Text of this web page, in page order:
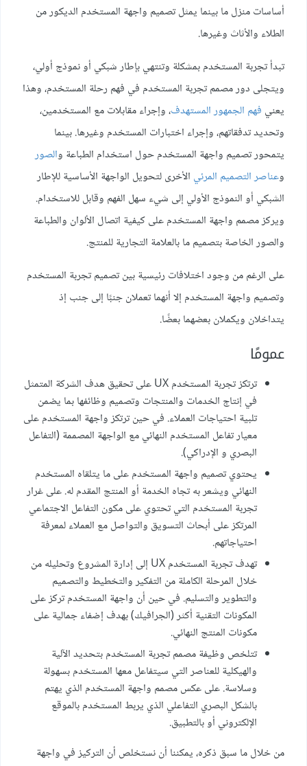
أساسات منزل ما بينما يمثل تصميم واجهة المستخدم الديكور من
الطلاء واﻷثاث وغيرها.
تبدأ تجربة المستخدم بمشكلة وتنتهي بإطار شبكي أو نموذج أولي،
ويتجلى دور مصمم تجربة المستخدم في فهم رحلة المستخدم، وهذا
يعني فهم الجمهور المستهدف، وإجراء مقابلات مع المستخدمين،
وتحديد تدفقاتهم، وإجراء اختبارات المستخدم وغيرها. بينما
يتمحور تصميم واجهة المستخدم حول استخدام الطباعة والصور
وعناصر التصميم المرئي الأخرى لتحويل الواجهة الأساسية للإطار
الشبكي أو النموذج اﻷولي إلى شيء سهل الفهم وقابل للاستخدام.
ويركز مصمم واجهة المستخدم على كيفية اتصال الألوان والطباعة
والصور الخاصة بتصميم ما بالعلامة التجارية للمنتج.
على الرغم من وجود اختلافات رئيسية بين تصميم تجربة المستخدم
وتصميم واجهة المستخدم إلا أنهما تعملان جنبًا إلى جنب إذ
يتداخلان ويكملان بعضهما بعضًا.
عمومًا
ترتكز تجربة المستخدم UX على تحقيق هدف الشركة المتمثل
في إنتاج الخدمات والمنتجات وتصميم وظائفها بما يضمن
تلبية احتياجات العملاء. في حين ترتكز واجهة المستخدم على
معيار تفاعل المستخدم النهائي مع الواجهة المصممة (التفاعل
البصري و الإدراكي).
يحتوي تصميم واجهة المستخدم على ما يتلقاه المستخدم
النهائي ويشعر به تجاه الخدمة أو المنتج المقدم له. على غرار
تجربة المستخدم التي تحتوي على مكون التفاعل الاجتماعي
المرتكز على أبحاث التسويق والتواصل مع العملاء لمعرفة
احتياجاتهم.
تهدف تجربة المستخدم UX إلى إدارة المشروع وتحليله من
خلال المرحلة الكاملة من التفكير والتخطيط والتصميم
والتطوير والتسليم. في حين أن واجهة المستخدم تركز على
المكونات التقنية أكثر (الجرافيك) بهدف إضفاء جمالية على
مكونات المنتج النهائي.
تتلخص وظيفة مصمم تجربة المستخدم بتحديد الآلية
والهيكلية للعناصر التي سيتفاعل معها المستخدم بسهولة
وسلاسة. على عكس مصمم واجهة المستخدم الذي يهتم
بالشكل البصري التفاعلي الذي يربط المستخدم بالموقع
الإلكتروني أو بالتطبيق.
من خلال ما سبق ذكره، يمكننا أن نستخلص أن التركيز في واجهة